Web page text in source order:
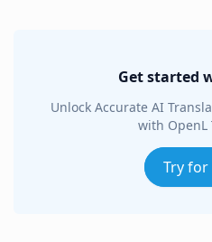
Get started
Unlock Accurate AI
with OpenL
Try for